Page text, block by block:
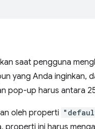
saat pengguna
yang Anda inginkan,
pop-up harus antara
oleh properti
properti ini harus